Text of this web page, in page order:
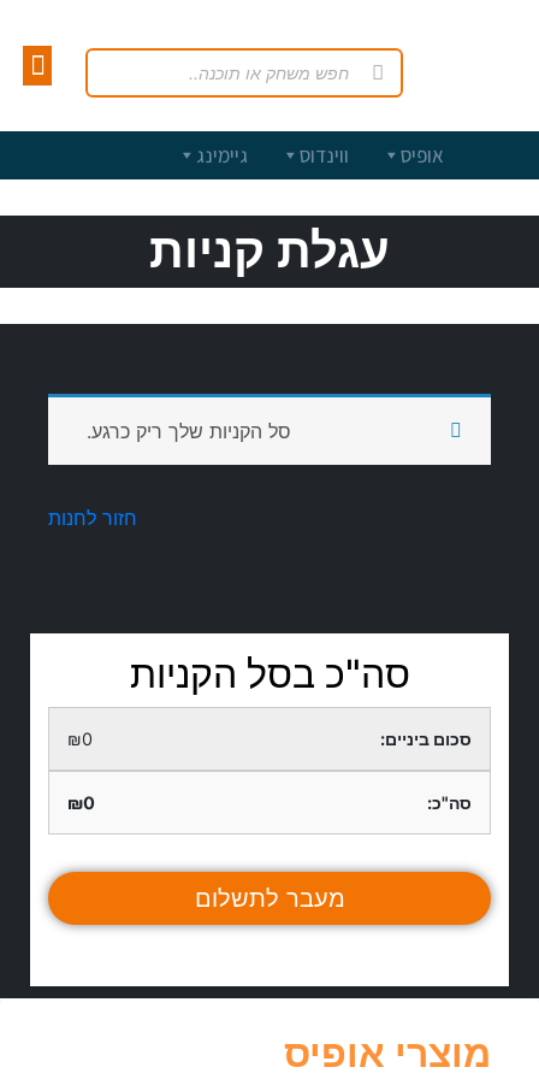
אופיס ווינדוס גיימינג
עגלת קניות
סל הקניות שלך ריק כרגע.
חזור לחנות
סה"כ בסל הקניות
₪0
₪0
מעבר לתשלום
מוצרי אופיס